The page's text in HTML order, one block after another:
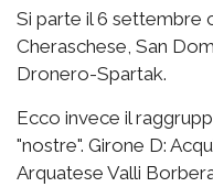
Si parte il 6 settembre
Cheraschese, San
Dronero-Spartak.
Ecco invece il
"nostre". Girone D:
Arquatese Valli